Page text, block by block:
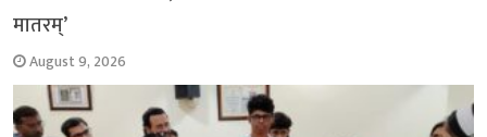
मातरम्’
August 9, 2026